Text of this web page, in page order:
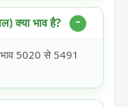
क्या भाव है?
भाव 5020 से 5491